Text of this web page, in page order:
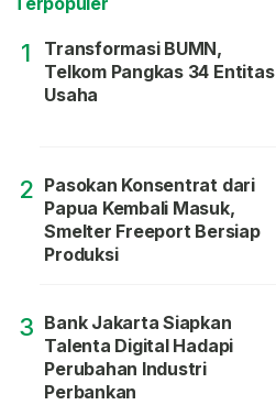
1
Transformasi BUMN,
Telkom Pangkas 34 Entitas
Usaha
2 Pasokan Konsentrat dari
Papua Kembali Masuk,
Smelter Freeport Bersiap
Produksi
3 Bank Jakarta Siapkan
Talenta Digital Hadapi
Perubahan Industri
Perbankan